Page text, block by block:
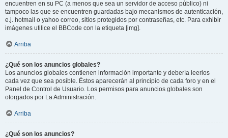
encuentren en su PC (a menos que sea un servidor de acceso público) ni
tampoco las que se encuentren guardadas bajo mecanismos de autenticación,
e.j. hotmail o yahoo correo, sitios protegidos por contraseñas, etc. Para exhibir
imágenes utilice el BBCode con la etiqueta [img].
Arriba
¿Qué son los anuncios globales?
Los anuncios globales contienen información importante y debería leerlos
cada vez que sea posible. Éstos aparecerán al principio de cada foro y en el
Panel de Control de Usuario. Los permisos para anuncios globales son
otorgados por La Administración.
Arriba
¿Qué son los anuncios?